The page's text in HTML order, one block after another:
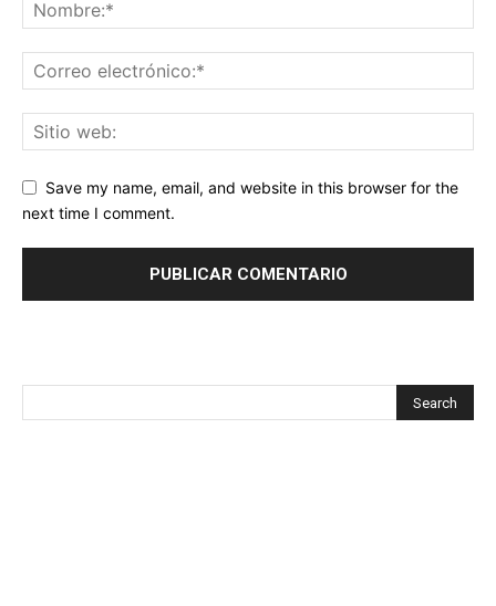
Save my name, email, and website in this browser for the
next time I comment.